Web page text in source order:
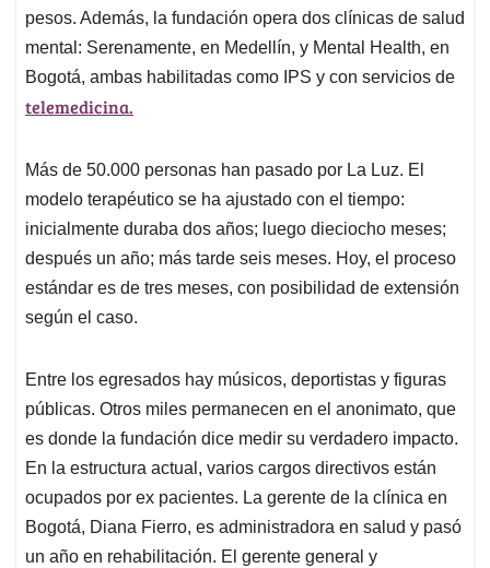
pesos. Además, la fundación opera dos clínicas de salud
mental: Serenamente, en Medellín, y Mental Health, en
Bogotá, ambas habilitadas como IPS y con servicios de
telemedicina.
Más de 50.000 personas han pasado por La Luz. El
modelo terapéutico se ha ajustado con el tiempo:
inicialmente duraba dos años; luego dieciocho meses;
después un año; más tarde seis meses. Hoy, el proceso
estándar es de tres meses, con posibilidad de extensión
según el caso.
Entre los egresados hay músicos, deportistas y figuras
públicas. Otros miles permanecen en el anonimato, que
es donde la fundación dice medir su verdadero impacto.
En la estructura actual, varios cargos directivos están
ocupados por ex pacientes. La gerente de la clínica en
Bogotá, Diana Fierro, es administradora en salud y pasó
un año en rehabilitación. El gerente general y